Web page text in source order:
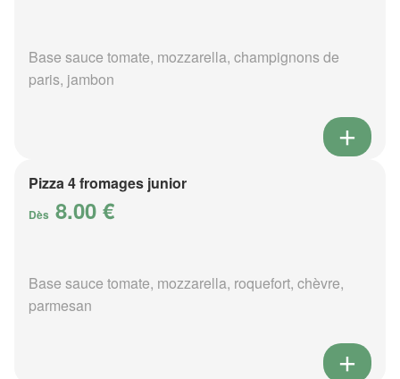
Base sauce tomate, mozzarella, champignons de
paris, jambon
Pizza 4 fromages junior
Dès 8.00 €
Base sauce tomate, mozzarella, roquefort, chèvre,
parmesan